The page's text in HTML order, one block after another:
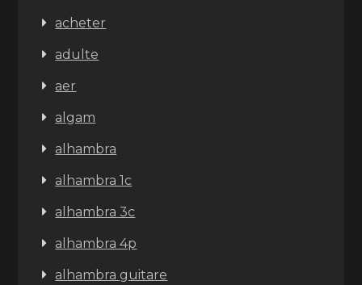
acheter
adulte
aer
algam
alhambra
alhambra 1c
alhambra 3c
alhambra 4p
alhambra guitare